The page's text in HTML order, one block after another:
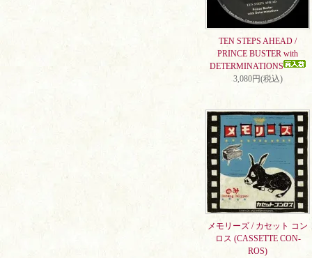
TEN STEPS AHEAD /
PRINCE BUSTER with
DETERMINATIONS
3,080円(税込)
メモリーズ / カセット コン
ロス (CASSETTE CON-
ROS)